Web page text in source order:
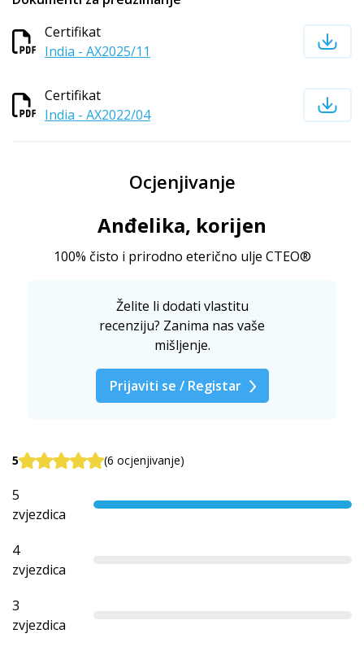
Certifikat
India - AX2025/11
Certifikat
India - AX2022/04
Ocjenjivanje
Anđelika, korijen
100% čisto i prirodno eterično ulje CTEO®
Želite li dodati vlastitu
recenziju? Zanima nas vaše
mišljenje.
Prijaviti se / Registar
5 (6 ocjenjivanje)
5
zvjezdica
4
zvjezdica
3
zvjezdica